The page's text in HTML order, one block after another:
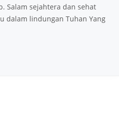
Salam sejahtera dan sehat
dalam lindungan Tuhan Yang